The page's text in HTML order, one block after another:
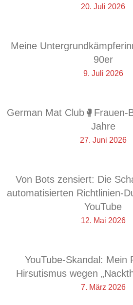
20. Juli 2026
Meine
90er
9. Juli 2026
German Mat Club🥊Frauen-
Jahre
27. Juni 2026
Von Bots zensiert: Die
automatisierten Richtlinien-
YouTube
12. Mai 2026
YouTube-Skandal: Mein
Hirsutismus wegen
7. März 2026